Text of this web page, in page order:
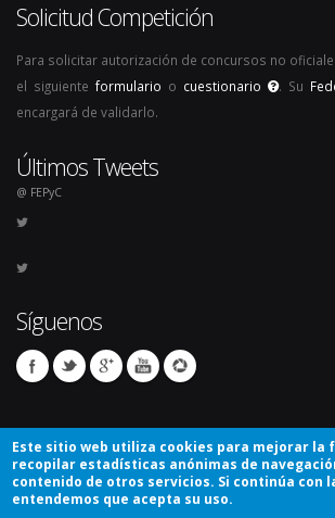
Solicitud Competición
Para solicitar autorización de concursos no
el siguiente formulario o cuestionario . Su
encargará de validarlo.
Últimos Tweets
@ FEPyC
Síguenos
© Copyright 2026. Todos los derechos
Este sitio web utiliza cookies para mejorar la
recopilar estadísticas anónimas de
contenido de otros servicios. Si continúa con
entendemos que acepta su uso.